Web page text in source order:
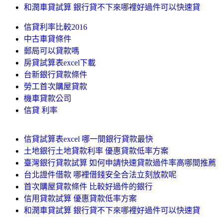
和潤車貸試算 銀行貸不下來哪裡好過件可以快速貸
信貸利率比較2016
中古車貸條件
郵局可以貸款嗎
房貸試算表excel下載
台新銀行貸款條件
勞工首次購屋貸款
機車貸款公司
信貸 利率
信貸試算表excel 哪一間銀行貸款最快
土地銀行土地貸款利率 優惠貸款低率方案
臺灣銀行貸款試算 如何申請快速貸款過件率高哪間推薦
台北證件借款 哪裡借錢安全合法立刻放款呢
首次購屋貸款條件 比較好過件的銀行
信用貸款試算 優惠貸款低率方案
和潤車貸試算 銀行貸不下來哪裡好過件可以快速貸